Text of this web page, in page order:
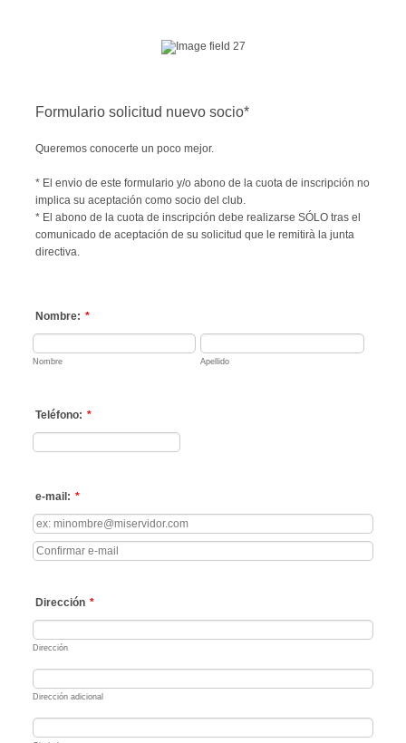
Formulario solicitud nuevo socio*
Queremos conocerte un poco mejor.
* El envio de este formulario y/o abono de la cuota de inscripción no
implica su aceptación como socio del club.
* El abono de la cuota de inscripción debe realizarse SÓLO tras el
comunicado de aceptación de su solicitud que le remitirà la junta
directiva.
Nombre: *
Nombre Apellido
Teléfono: *
e-mail: *
Dirección *
Dirección
Dirección adicional